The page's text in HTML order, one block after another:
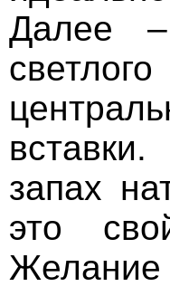
Далее –
запах
это